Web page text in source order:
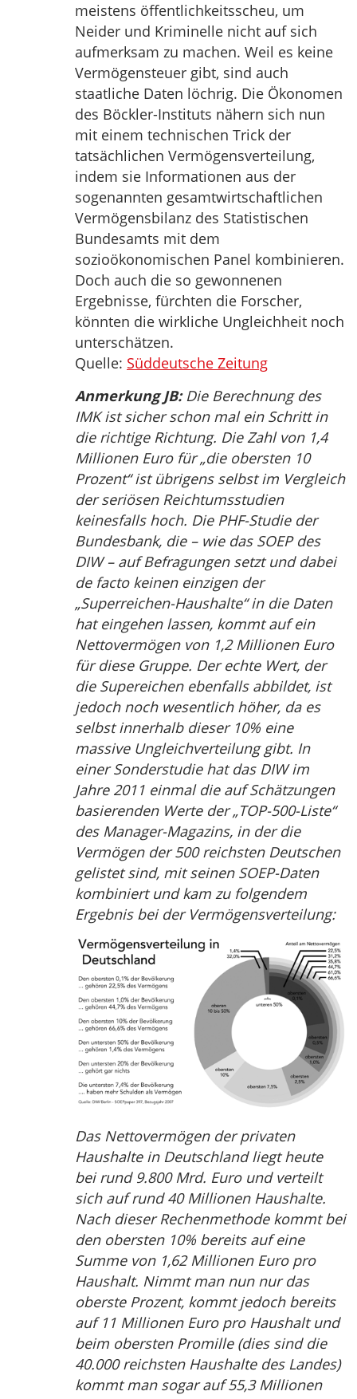
meistens öffentlichkeitsscheu, um
Neider und Kriminelle nicht auf sich
aufmerksam zu machen. Weil es keine
Vermögensteuer gibt, sind auch
staatliche Daten löchrig. Die Ökonomen
des Böckler-Instituts nähern sich nun
mit einem technischen Trick der
tatsächlichen Vermögensverteilung,
indem sie Informationen aus der
sogenannten gesamtwirtschaftlichen
Vermögensbilanz des Statistischen
Bundesamts mit dem
sozioökonomischen Panel kombinieren.
Doch auch die so gewonnenen
Ergebnisse, fürchten die Forscher,
könnten die wirkliche Ungleichheit noch
unterschätzen.
Quelle: Süddeutsche Zeitung
Anmerkung JB:Die Berechnung des
IMK ist sicher schon mal ein Schritt in
die richtige Richtung. Die Zahl von 1,4
Millionen Euro für „die obersten 10
Prozent“ ist übrigens selbst im Vergleich
der seriösen Reichtumsstudien
keinesfalls hoch. Die PHF-Studie der
Bundesbank, die – wie das SOEP des
DIW – auf Befragungen setzt und dabei
de facto keinen einzigen der
„Superreichen-Haushalte“ in die Daten
hat eingehen lassen, kommt auf ein
Nettovermögen von 1,2 Millionen Euro
für diese Gruppe. Der echte Wert, der
die Supereichen ebenfalls abbildet, ist
jedoch noch wesentlich höher, da es
selbst innerhalb dieser 10% eine
massive Ungleichverteilung gibt. In
einer Sonderstudie hat das DIW im
Jahre 2011 einmal die auf Schätzungen
basierenden Werte der „TOP-500-Liste“
des Manager-Magazins, in der die
Vermögen der 500 reichsten Deutschen
gelistet sind, mit seinen SOEP-Daten
kombiniert und kam zu folgendem
Ergebnis bei der Vermögensverteilung:
Das Nettovermögen der privaten
Haushalte in Deutschland liegt heute
bei rund 9.800 Mrd. Euro und verteilt
sich auf rund 40 Millionen Haushalte.
Nach dieser Rechenmethode kommt bei
den obersten 10% bereits auf eine
Summe von 1,62 Millionen Euro pro
Haushalt. Nimmt man nun nur das
oberste Prozent, kommt jedoch bereits
auf 11 Millionen Euro pro Haushalt und
beim obersten Promille (dies sind die
40.000 reichsten Haushalte des Landes)
kommt man sogar auf 55,3 Millionen